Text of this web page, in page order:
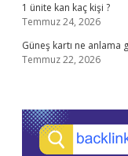
1 ünite kan kaç kişi ?
Temmuz 24, 2026
Güneş kartı ne anlama
Temmuz 22, 2026